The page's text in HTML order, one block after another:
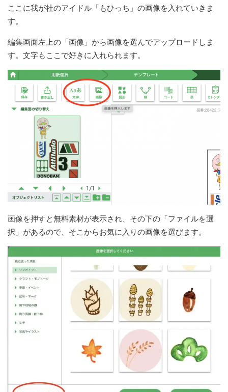
ここに我が社のアイドル「もひっち」の画像を入れていきま
す。
編集画面左上の「画像」から画像を選んでアップロードしま
す。文字もここで好きに入れられます。
画像を押すと無料素材が表示され、その下の「ファイルを選
択」があるので、そこからお気に入りの画像を選びます。